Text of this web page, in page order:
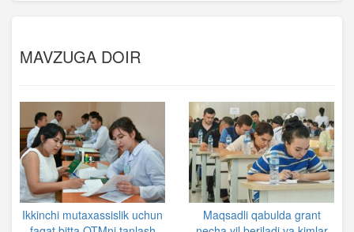
MAVZUGA DOIR
Ikkinchi mutaxassislik uchun
Maqsadli qabulda grant